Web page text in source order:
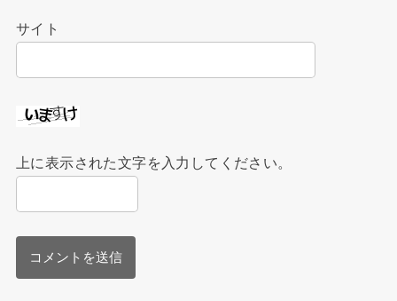
サイト
上に表示された文字を入力してください。